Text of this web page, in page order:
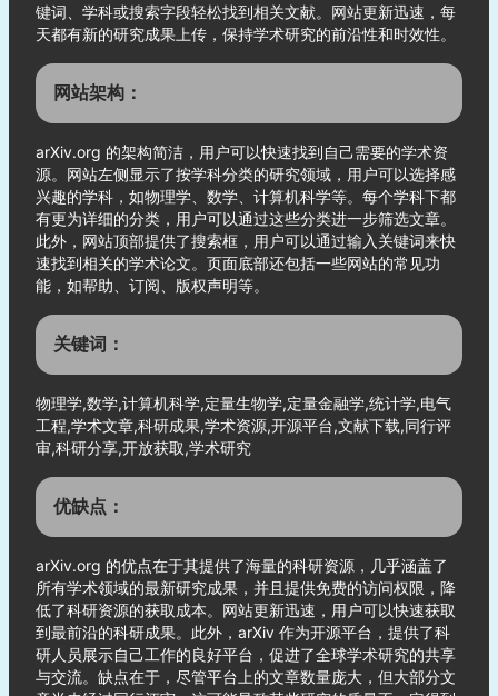
键词、学科或搜索字段轻松找到相关文献。网站更新迅速，每
天都有新的研究成果上传，保持学术研究的前沿性和时效性。
网站架构：
arXiv.org 的架构简洁，用户可以快速找到自己需要的学术资
源。网站左侧显示了按学科分类的研究领域，用户可以选择感
兴趣的学科，如物理学、数学、计算机科学等。每个学科下都
有更为详细的分类，用户可以通过这些分类进一步筛选文章。
此外，网站顶部提供了搜索框，用户可以通过输入关键词来快
速找到相关的学术论文。页面底部还包括一些网站的常见功
能，如帮助、订阅、版权声明等。
关键词：
物理学,数学,计算机科学,定量生物学,定量金融学,统计学,电气
工程,学术文章,科研成果,学术资源,开源平台,文献下载,同行评
审,科研分享,开放获取,学术研究
优缺点：
arXiv.org 的优点在于其提供了海量的科研资源，几乎涵盖了
所有学术领域的最新研究成果，并且提供免费的访问权限，降
低了科研资源的获取成本。网站更新迅速，用户可以快速获取
到最前沿的科研成果。此外，arXiv 作为开源平台，提供了科
研人员展示自己工作的良好平台，促进了全球学术研究的共享
与交流。缺点在于，尽管平台上的文章数量庞大，但大部分文